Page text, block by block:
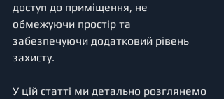
доступ до приміщення, не
обмежуючи простір та
забезпечуючи додатковий рівень
захисту.
У цій статті ми детально розглянемо